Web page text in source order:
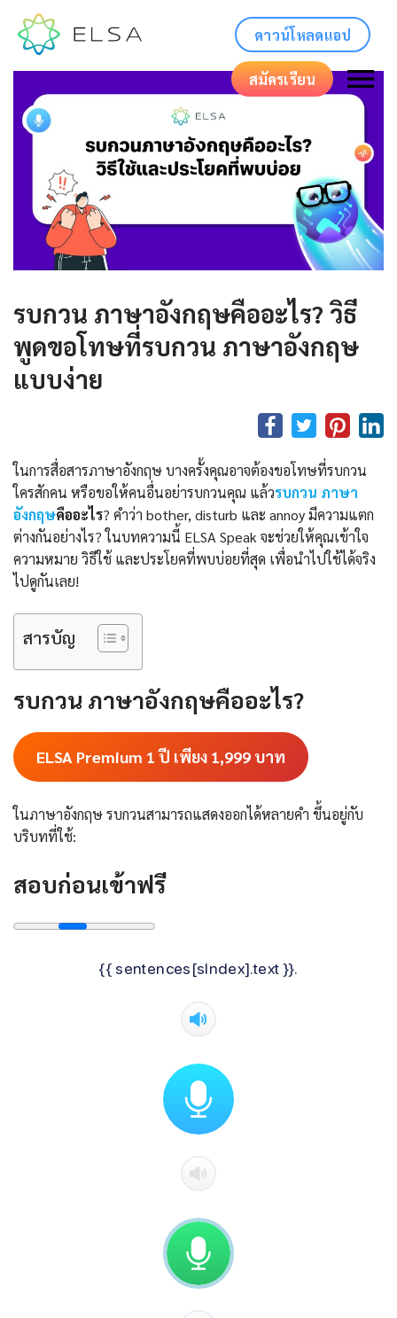
ดาวน์โหลดแอป
สมัครเรียน
รบกวน ภาษาอังกฤษคืออะไร? วิธี
พูดขอโทษที่รบกวน ภาษาอังกฤษ
แบบง่าย
ในการสื่อสารภาษาอังกฤษ บางครั้งคุณอาจต้องขอโทษที่รบกวน
ใครสักคน หรือขอให้คนอื่นอย่ารบกวนคุณ แล้วรบกวน ภาษา
อังกฤษคืออะไร? คำว่า bother, disturb และ annoy มีความแตก
ต่างกันอย่างไร? ในบทความนี้ ELSA Speak จะช่วยให้คุณเข้าใจ
ความหมาย วิธีใช้ และประโยคที่พบบ่อยที่สุด เพื่อนำไปใช้ได้จริง
ไปดูกันเลย!
สารบัญ
รบกวน ภาษาอังกฤษคืออะไร?
ELSA Premium 1 ปี เพียง 1,999 บาท
ในภาษาอังกฤษ รบกวนสามารถแสดงออกได้หลายคำ ขึ้นอยู่กับ
บริบทที่ใช้:
สอบก่อนเข้าฟรี
{{ sentences[sIndex].text }}.